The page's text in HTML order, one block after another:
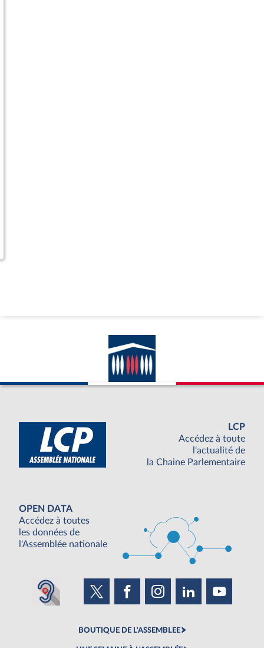
LCP
Accédez à toute
l'actualité de
la Chaine Parlementaire
OPEN DATA
Accédez à toutes
les données de
l'Assemblée nationale
BOUTIQUE DE L'ASSEMBLEE